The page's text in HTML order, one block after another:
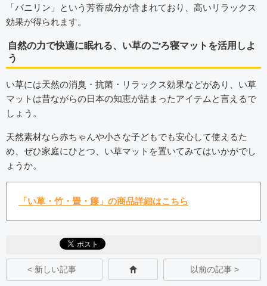
「バニリン」という芳香成分が含まれており、高いリラックス
効果が得られます。
自然の力で快適に眠れる、い草のごろ寝マットを活用しよ
う
い草には天然の消臭・抗菌・リラックス効果などがあり、い草
マットは昔ながらの日本の知恵が詰まったアイテムと言えるで
しょう。
天然素材なら赤ちゃんや小さな子どもでも安心して使えるた
め、ぜひ家庭にひとつ、い草マットを置いてみてはいかがでし
ょうか。
「い草・竹・畳・籐」の商品詳細はこちら
< 新しい記事 以前の記事 >